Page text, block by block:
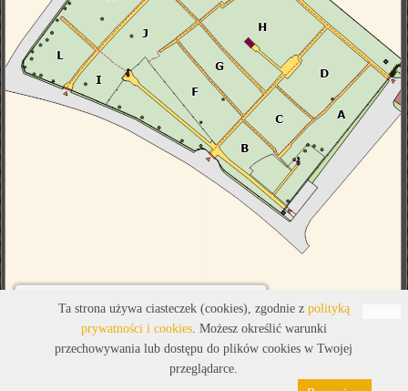
Ta strona używa ciasteczek (cookies), zgodnie z polityką
prywatności i cookies. Możesz określić warunki
przechowywania lub dostępu do plików cookies w Twojej
przeglądarce.